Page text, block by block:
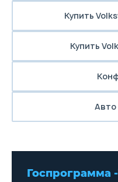
Купить
Купить
Авто
Госпрограмма -